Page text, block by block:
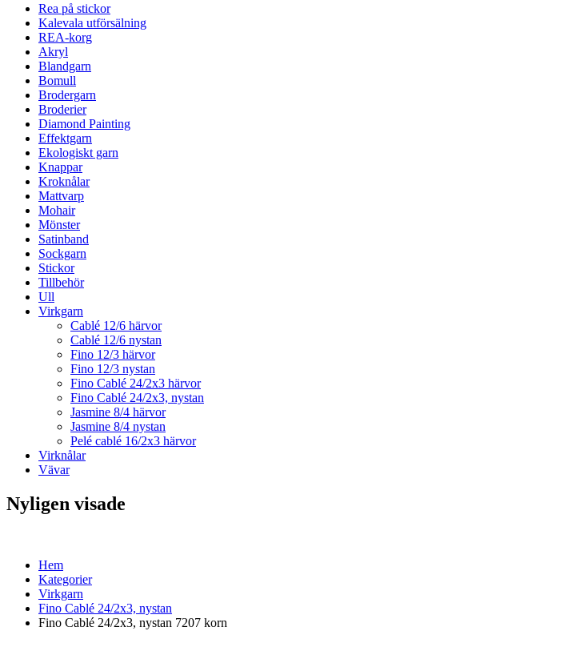
Rea på stickor
Kalevala utförsälning
REA-korg
Akryl
Blandgarn
Bomull
Brodergarn
Broderier
Diamond Painting
Effektgarn
Ekologiskt garn
Knappar
Kroknålar
Mattvarp
Mohair
Mönster
Satinband
Sockgarn
Stickor
Tillbehör
Ull
Virkgarn
Cablé 12/6 härvor
Cablé 12/6 nystan
Fino 12/3 härvor
Fino 12/3 nystan
Fino Cablé 24/2x3 härvor
Fino Cablé 24/2x3, nystan
Jasmine 8/4 härvor
Jasmine 8/4 nystan
Pelé cablé 16/2x3 härvor
Virknålar
Vävar
Nyligen visade
Hem
Kategorier
Virkgarn
Fino Cablé 24/2x3, nystan
Fino Cablé 24/2x3, nystan 7207 korn